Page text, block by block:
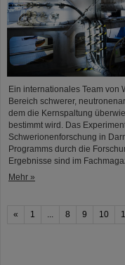
Ein internationales Team von
Bereich schwerer,
dem die Kernspaltung
bestimmt wird. Das
Schwerionenforschung in
Programms durch die
Ergebnisse sind im
Mehr »
« 1 8 9 10